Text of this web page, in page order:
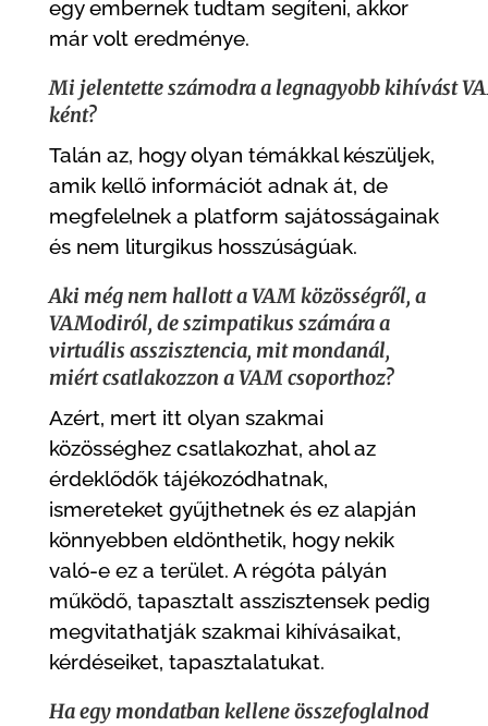
egy embernek tudtam segíteni, akkor
már volt eredménye.
Mi jelentette számodra a legnagyobb kihívást
ként?
Talán az, hogy olyan témákkal készüljek,
amik kellő információt adnak át, de
megfelelnek a platform sajátosságainak
és nem liturgikus hosszúságúak.
Aki még nem hallott a VAM közösségről, a
VAModiról, de szimpatikus számára a
virtuális asszisztencia, mit mondanál,
miért csatlakozzon a VAM csoporthoz?
Azért, mert itt olyan szakmai
közösséghez csatlakozhat, ahol az
érdeklődők tájékozódhatnak,
ismereteket gyűjthetnek és ez alapján
könnyebben eldönthetik, hogy nekik
való-e ez a terület. A régóta pályán
működő, tapasztalt asszisztensek pedig
megvitathatják szakmai kihívásaikat,
kérdéseiket, tapasztalatukat.
Ha egy mondatban kellene összefoglalnod